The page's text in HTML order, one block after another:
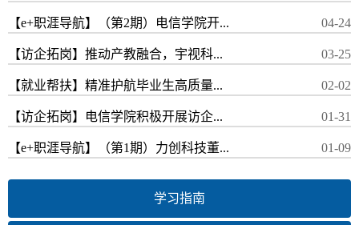
【e+职涯导航】（第2期）电信学院开... 04-24
【访企拓岗】推动产教融合，宇视科... 03-25
【就业帮扶】精准护航毕业生高质量... 02-02
【访企拓岗】电信学院积极开展访企... 01-31
【e+职涯导航】（第1期）力创科技董... 01-09
学习指南